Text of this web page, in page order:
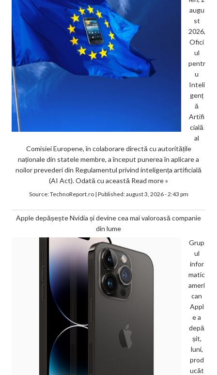
augu
st
2026,
Ofici
ul
pentr
u
Inteli
genț
ă
Artifi
cială
al
Comisiei Europene, în colaborare directă cu autoritățile
naționale din statele membre, a început punerea în aplicare a
noilor prevederi din Regulamentul privind inteligența artificială
(AI Act). Odată cu această Read more »
Source:TechnoReport.ro| Published:august 3, 2026 - 2:43 pm
Apple depășește Nvidia și devine cea mai valoroasă companie
din lume
Grup
ul
infor
matic
ameri
can
Appl
e a
depă
șit,
luni,
prod
ucăt